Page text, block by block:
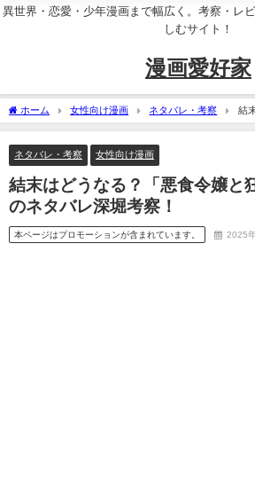
異世界・恋愛・少年漫画まで幅広く。考察・レ
しむサイト！
漫画愛好家
ホーム 女性向け漫画 ネタバレ・考察
結
血公爵」最終回のネタバレ深堀考察！
ネタバレ・考察 女性向け漫画
結末はどうなる？「悪食令嬢と
のネタバレ深堀考察！
本ページはプロモーションが含まれています。 2025